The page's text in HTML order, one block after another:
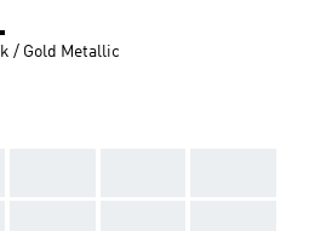
/ Gold Metallic